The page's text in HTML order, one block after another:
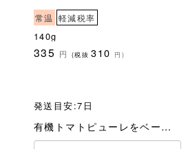
常温 軽減税率
140g
335 円 (税抜310 円)
発送目安:7日
有機トマトピューレをベースに、国産の有機牛肉や野菜を加えました